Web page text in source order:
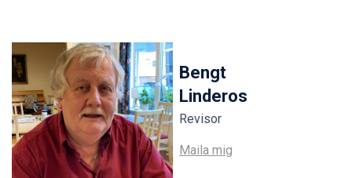
Bengt
Linderos
Revisor
Maila mig